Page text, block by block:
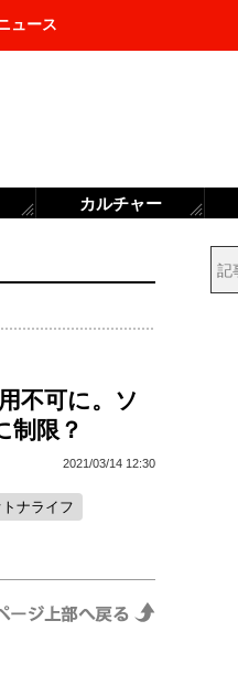
ュース
不可に。ソ
制限？
2021/03/14 12:30
ナライフ
カルチャー